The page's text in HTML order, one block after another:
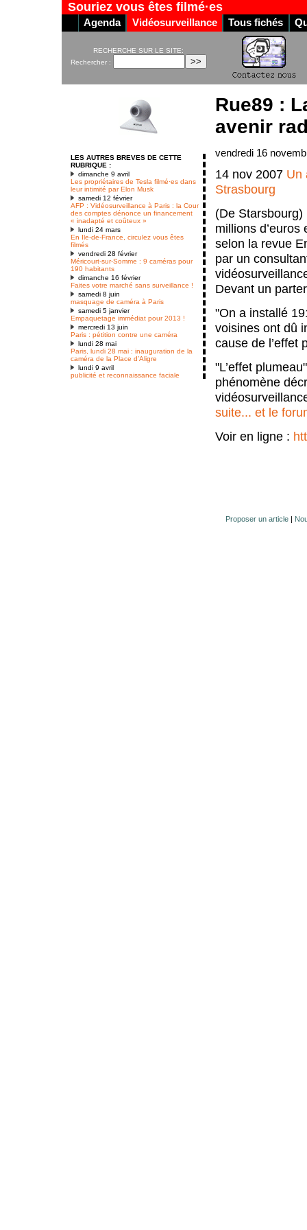
Souriez vous êtes filmé·es
Agenda Vidéosurveillance Tous fichés
RECHERCHE SUR LE SITE:
Rechercher :
LES AUTRES BREVES DE CETTE
RUBRIQUE :
dimanche 9 avril
Les propriétaires de Tesla filmé·es dans
leur intimité par Elon Musk
samedi 12 février
AFP : Vidéosurveillance à Paris : la Cour
des comptes dénonce un financement
« inadapté et coûteux »
lundi 24 mars
En Ile-de-France, circulez vous êtes
filmés
vendredi 28 février
Méricourt-sur-Somme : 9 caméras pour
190 habitants
dimanche 16 février
Faites votre marché sans surveillance !
samedi 8 juin
masquage de caméra à Paris
samedi 5 janvier
Empaquetage immédiat pour 2013 !
mercredi 13 juin
Paris : pétition contre une caméra
lundi 28 mai
Paris, lundi 28 mai : inauguration de la
caméra de la Place d’Aligre
lundi 9 avril
publicité et reconnaissance faciale
Rue89 :
avenir
vendredi 16
14 nov 2007 Un
Strasbourg
(De
millions
selon la revue
par un
Devant un
"On a installé
voisines ont dû
cause de l’effet
"L’effet
phénomène
suite... et le
Voir en ligne :
Proposer un article |